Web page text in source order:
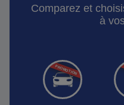
Comparez et
à